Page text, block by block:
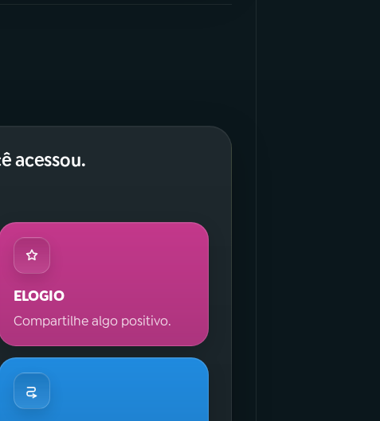
acessou.
ELOGIO
Compartilhe algo positivo.